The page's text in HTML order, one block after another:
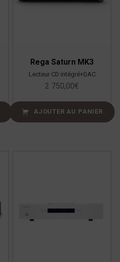
Rega Saturn MK3
Lecteur CD intégré+DAC
2 750,00€
AJOUTER AU PANIER